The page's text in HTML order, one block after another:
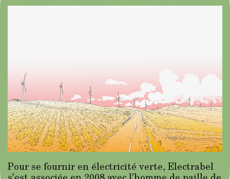
Pour se fournir en électricité verte, Electrabel